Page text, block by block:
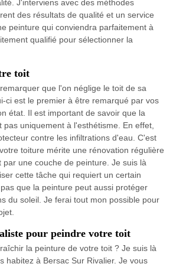
J'interviens avec des méthodes
des résultats de qualité et un service
peinture qui conviendra parfaitement à
qualifié pour sélectionner la
toit
que l'on néglige le toit de sa
ci est le premier à être remarqué par vos
état. Il est important de savoir que la
uniquement à l'esthétisme. En effet,
contre les infiltrations d'eau. C'est
toiture mérite une rénovation régulière
une couche de peinture. Je suis là
cette tâche qui requiert un certain
que la peinture peut aussi protéger
du soleil. Je ferai tout mon possible pour
pour peindre votre toit
la peinture de votre toit ? Je suis là
habitez à Bersac Sur Rivalier. Je vous